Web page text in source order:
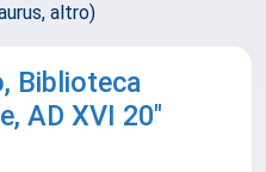
altro)
Biblioteca
AD XVI 20"